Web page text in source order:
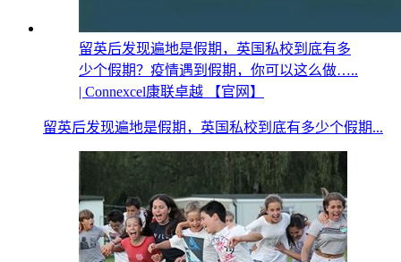
留英后发现遍地是假期，英国私校到底有多
少个假期？疫情遇到假期，你可以这么做…..
| Connexcel康联卓越 【官网】
留英后发现遍地是假期，英国私校到底有多少个假期...